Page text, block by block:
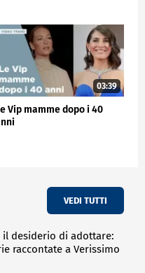
03:39
Vip mamme dopo i 40
VEDI TUTTI
il desiderio di adottare:
raccontate a Verissimo